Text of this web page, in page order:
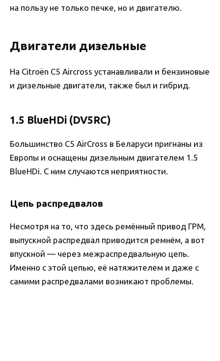
на пользу не только печке, но и двигателю.
Двигатели дизельные
На Citroën C5 Aircross устанавливали и бензиновые
и дизельные двигатели, также был и гибрид.
1.5 BlueHDi (DV5RC)
Большинство C5 AirCross в Беларуси пригнаны из
Европы и оснащены дизельным двигателем 1.5
BlueHDi. С ним случаются неприятности.
Цепь распредвалов
Несмотря на то, что здесь ремённый привод ГРМ,
выпускной распредвал приводится ремнём, а вот
впускной — через межраспредвальную цепь.
Именно с этой цепью, её натяжителем и даже с
самими распредвалами возникают проблемы.